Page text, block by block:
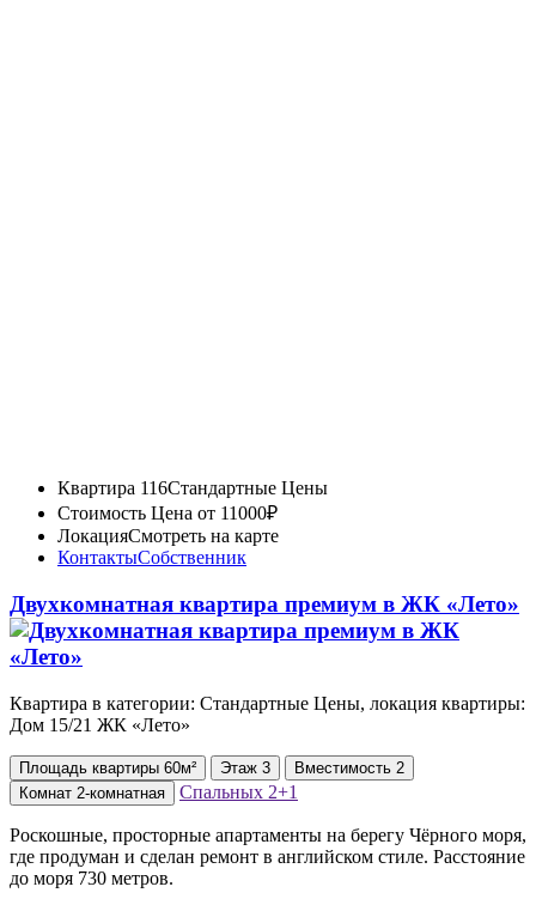
Квартира 116Стандартные Цены
Стоимость Цена от 11000₽
ЛокацияСмотреть на карте
КонтактыСобственник
Двухкомнатная квартира премиум в ЖК «Лето»
Квартира в категории: Стандартные Цены, локация квартиры:
Дом 15/21 ЖК «Лето»
Площадь квартиры 60м² Этаж 3 Вместимость 2
Комнат 2-комнатная Спальных 2+1
Роскошные, просторные апартаменты на берегу Чёрного моря,
где продуман и сделан ремонт в английском стиле. Расстояние
до моря 730 метров.